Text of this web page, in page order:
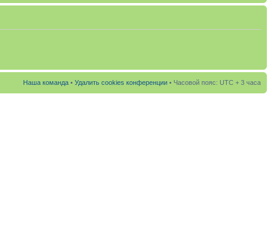
Наша команда • Удалить cookies конференции • Часовой пояс: UTC + 3 часа